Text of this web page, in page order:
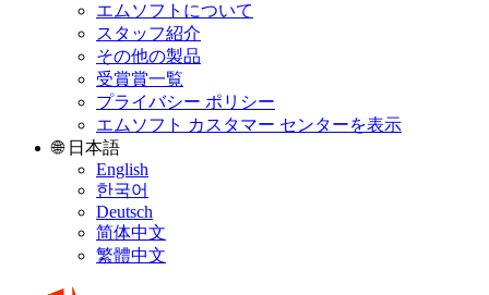
エムソフトについて
スタッフ紹介
その他の製品
受賞賞一覧
プライバシー ポリシー
エムソフト カスタマー センターを表示
🌐 日本語
English
한국어
Deutsch
简体中文
繁體中文